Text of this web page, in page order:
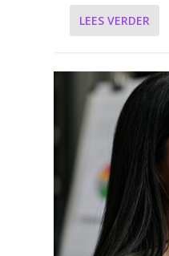
LEES VERDER